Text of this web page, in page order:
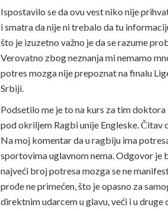
Ispostavilo se da ovu vest niko nije
i smatra da nije ni trebalo da tu
što je izuzetno važno je da se razume
Verovatno zbog neznanja mi nemamo
potres mozga nije prepoznat na finalu
Srbiji.
Podsetilo me je to na kurs za tim
pod okriljem Ragbi unije Engleske. Čitav
Na moj komentar da u ragbiju ima
sportovima uglavnom nema. Odgovor je
najveći broj potresa mozga se ne
prođe ne primećen, što je opasno za
direktnim udarcem u glavu, veći i u